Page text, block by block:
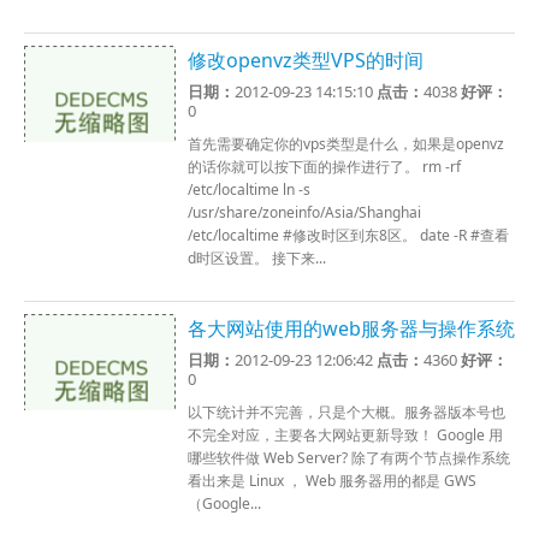
修改openvz类型VPS的时间
日期：2012-09-23 14:15:10 点击：4038好评：
0
首先需要确定你的vps类型是什么，如果是openvz
的话你就可以按下面的操作进行了。 rm -rf
/etc/localtime ln -s
/usr/share/zoneinfo/Asia/Shanghai
/etc/localtime #修改时区到东8区。 date -R #查看
d时区设置。 接下来...
各大网站使用的web服务器与操作系统
日期：2012-09-23 12:06:42 点击：4360好评：
0
以下统计并不完善，只是个大概。服务器版本号也
不完全对应，主要各大网站更新导致！ Google 用
哪些软件做 Web Server? 除了有两个节点操作系统
看出来是 Linux ， Web 服务器用的都是 GWS
（Google...